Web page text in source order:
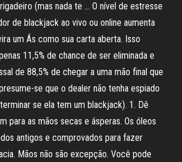
(mas nada te … O nível de estresse
de blackjack ao vivo ou online aumenta
um Ás como sua carta aberta. Isso
11,5% de chance de ser eliminada e
de 88,5% de chegar a uma mão final que
se que o dealer não tenha espiado
se ela tem um blackjack). 1. Dê
para as mãos secas e ásperas. Os óleos
antigos e comprovados para fazer
Mãos não são excepção. Você pode